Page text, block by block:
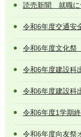
読売新聞 就職に
令和6年度交通安
令和6年度文化祭
令和6年度建設科
令和6年度建設科
令和6年度1学期
令和6年度向友祭